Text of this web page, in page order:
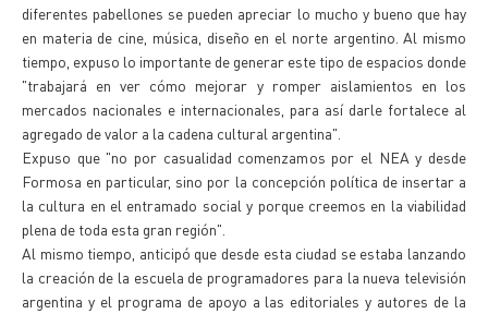
diferentes pabellones se pueden apreciar lo mucho y bueno que hay
en materia de cine, música, diseño en el norte argentino. Al mismo
tiempo, expuso lo importante de generar este tipo de espacios donde
"trabajará en ver cómo mejorar y romper aislamientos en los
mercados nacionales e internacionales, para así darle fortalece al
agregado de valor a la cadena cultural argentina".
Expuso que "no por casualidad comenzamos por el NEA y desde
Formosa en particular, sino por la concepción política de insertar a
la cultura en el entramado social y porque creemos en la viabilidad
plena de toda esta gran región".
Al mismo tiempo, anticipó que desde esta ciudad se estaba lanzando
la creación de la escuela de programadores para la nueva televisión
argentina y el programa de apoyo a las editoriales y autores de la